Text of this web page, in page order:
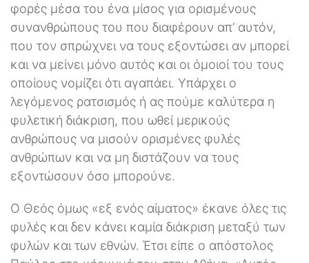
φορές μέσα του ένα μίσος για ορισμένους
συνανθρώπους του που διαφέρουν απ’ αυτόν,
που τον σπρώχνει να τους εξοντώσει αν μπορεί
και να μείνει μόνο αυτός και οι όμοιοί του τους
οποίους νομίζει ότι αγαπάει. Υπάρχει ο
λεγόμενος ρατσισμός ή ας πούμε καλύτερα η
φυλετική διάκριση, που ωθεί μερικούς
ανθρώπους να μισούν ορισμένες φυλές
ανθρώπων και να μη διστάζουν να τους
εξοντώσουν όσο μπορούνε.
Ο Θεός όμως «εξ ενός αίματος» έκανε όλες τις
φυλές και δεν κάνει καμία διάκριση μεταξύ των
φυλών και των εθνών. Έτσι είπε ο απόστολος